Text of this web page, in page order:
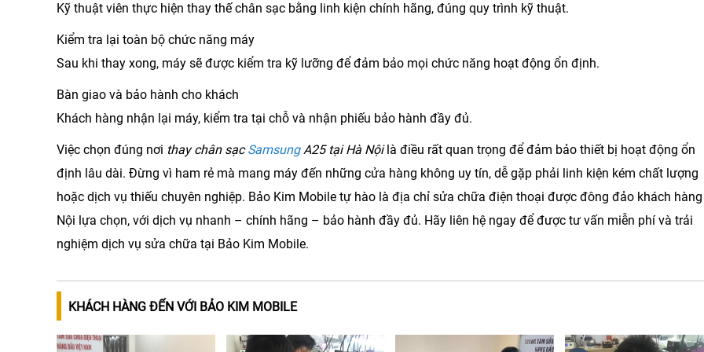
Kỹ thuật viên thực hiện thay thế chân sạc bằng linh kiện chính hãng, đúng quy trình kỹ thuật.
Kiểm tra lại toàn bộ chức năng máy
Sau khi thay xong, máy sẽ được kiểm tra kỹ lưỡng để đảm bảo mọi chức năng hoạt động ổn định.
Bàn giao và bảo hành cho khách
Khách hàng nhận lại máy, kiểm tra tại chỗ và nhận phiếu bảo hành đầy đủ.
Việc chọn đúng nơi thay chân sạcSamsungA25 tại Hà Nội là điều rất quan trọng để đảm bảo thiết bị hoạt động ổn
định lâu dài. Đừng vì ham rẻ mà mang máy đến những cửa hàng không uy tín, dễ gặp phải linh kiện kém chất lượng
hoặc dịch vụ thiếu chuyên nghiệp. Bảo Kim Mobile tự hào là địa chỉ sửa chữa điện thoại được đông đảo khách
Nội lựa chọn, với dịch vụ nhanh – chính hãng – bảo hành đầy đủ. Hãy liên hệ ngay để được tư vấn miễn phí và trải
nghiệm dịch vụ sửa chữa tại Bảo Kim Mobile.
KHÁCH HÀNG ĐẾN VỚI BẢO KIM MOBILE